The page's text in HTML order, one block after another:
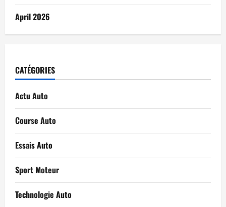
April 2026
CATÉGORIES
Actu Auto
Course Auto
Essais Auto
Sport Moteur
Technologie Auto